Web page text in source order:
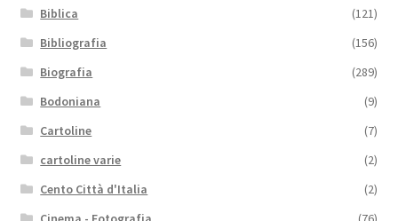
Biblica
(121)
Bibliografia
(156)
Biografia
(289)
Bodoniana
(9)
Cartoline
(7)
cartoline varie
(2)
Cento Città d'Italia
(2)